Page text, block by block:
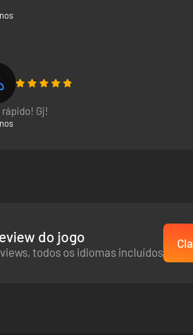
dramas na equipa. Irás ser duro com
escondidos torna-se gratificante
Gj!
do jogo
todos os idiomas incluídos